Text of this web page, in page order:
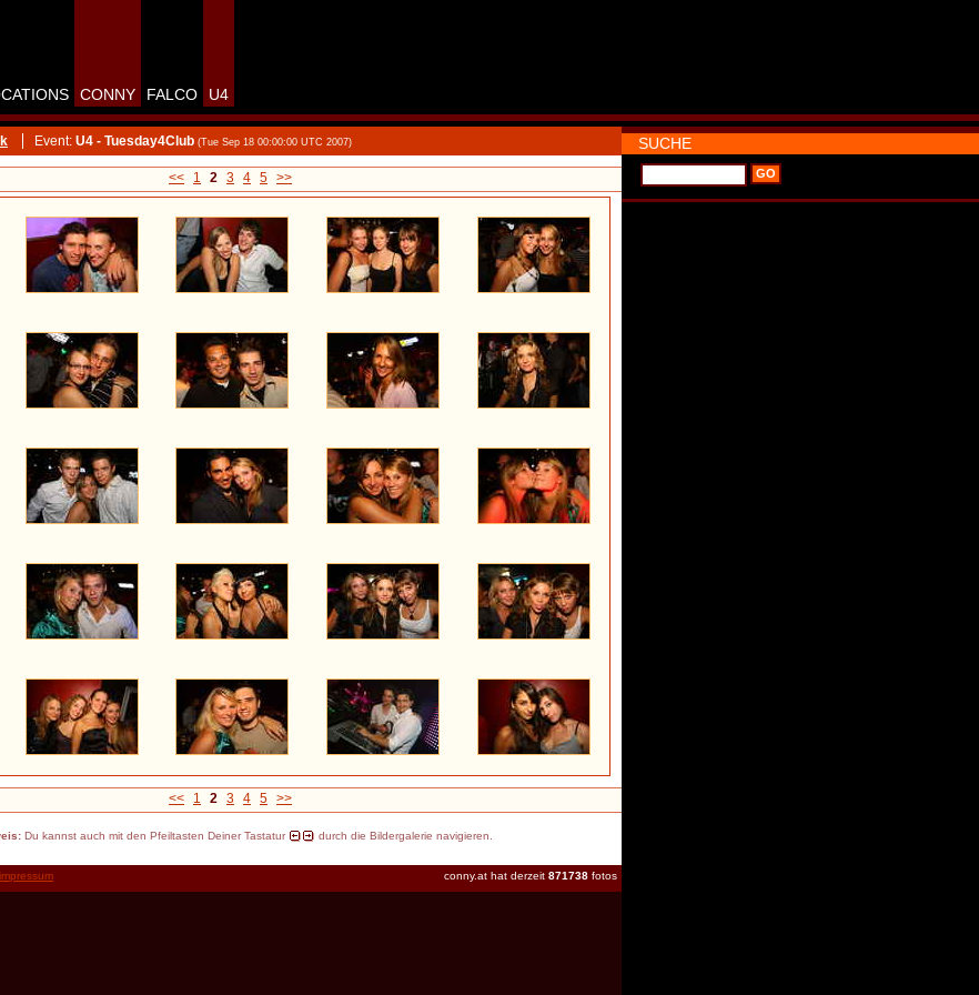
CONNY FALCO U4
Event: U4 - Tuesday4Club (Tue Sep 18 00:00:00 UTC 2007)
<< 1 2 3 4 5 >>
<< 1 2 3 4 5 >>
Du kannst auch mit den Pfeiltasten Deiner Tastatur durch die Bildergalerie navigieren.
conny.at hat derzeit 871738 fotos
SUCHE